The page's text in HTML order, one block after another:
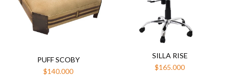
PUFF SCOBY
$140.000
SILLA RISE
$165.000